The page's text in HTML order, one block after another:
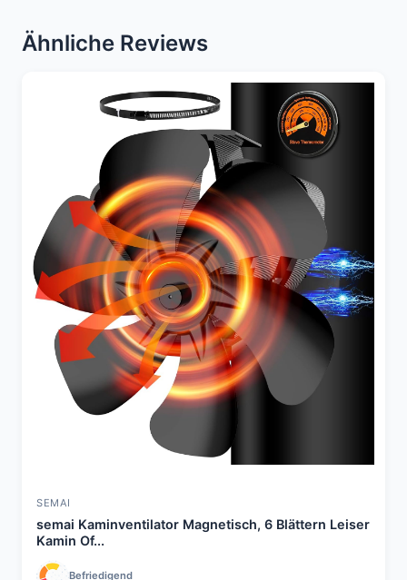
Ähnliche Reviews
SEMAI
semai Kaminventilator Magnetisch, 6 Blättern Leiser
Kamin Of...
Befriedigend